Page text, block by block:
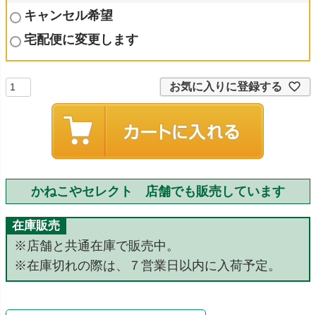
キャンセル希望
宅配便に変更します
お気に入りに登録する
かねこやセレクト 店舗でも販売しています
在庫販売
※店舗と共通在庫で販売中。
※在庫切れの際は、７営業日以内に入荷予定。